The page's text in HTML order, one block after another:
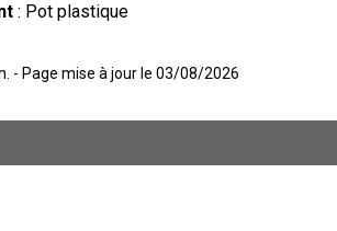
: Pot plastique
- Page mise à jour le 03/08/2026